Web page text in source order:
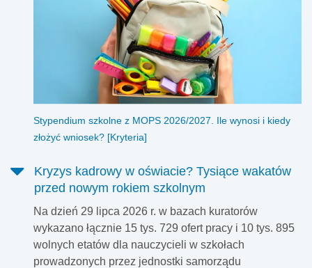
Stypendium szkolne z MOPS 2026/2027. Ile wynosi i kiedy
złożyć wniosek? [Kryteria]
Kryzys kadrowy w oświacie? Tysiące wakatów
przed nowym rokiem szkolnym
Na dzień 29 lipca 2026 r. w bazach kuratorów
wykazano łącznie 15 tys. 729 ofert pracy i 10 tys. 895
wolnych etatów dla nauczycieli w szkołach
prowadzonych przez jednostki samorządu